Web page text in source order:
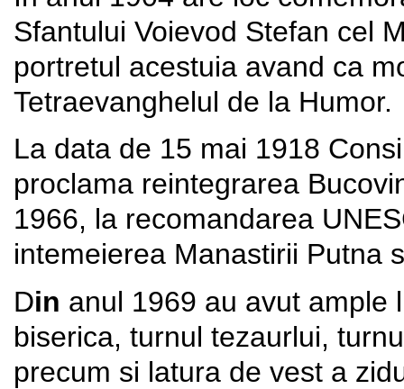
Sfantului Voievod Stefan cel
portretul acestuia avand ca
Tetraevanghelul de la Humor.
La data de 15 mai 1918
proclama reintegrarea
1966, la recomandarea
intemeierea Manastirii Putna
Din anul 1969 au avut ample
biserica, turnul tezaurlui,
precum si latura de vest a